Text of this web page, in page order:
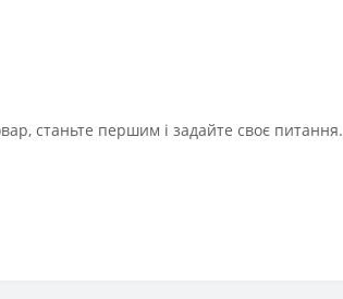
станьте першим і задайте своє питання.